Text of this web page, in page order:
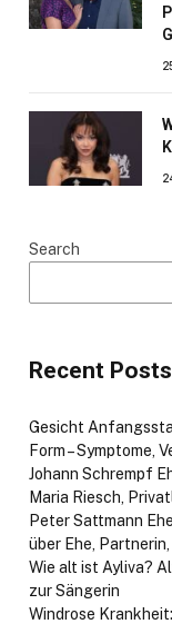
Search
Recent Posts
Gesicht
Form – Symptome,
Johann Schrempf
Maria Riesch,
Peter Sattmann
über Ehe,
Wie alt ist Ayliva?
zur Sängerin
Windrose